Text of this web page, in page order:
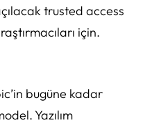
trusted access
için.
bugüne kadar
Yazılım